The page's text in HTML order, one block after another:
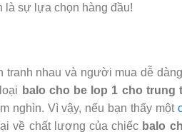
là sự lựa chọn hàng đầu!
nhau và người mua dễ
balo cho be lop 1 cho trung
nghìn. Vì vậy, nếu bạn thấy một
về chất lượng của chiếc balo